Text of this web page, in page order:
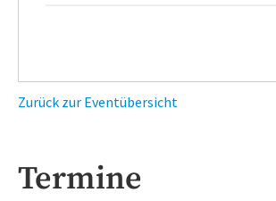
Zurück zur Eventübersicht
Termine